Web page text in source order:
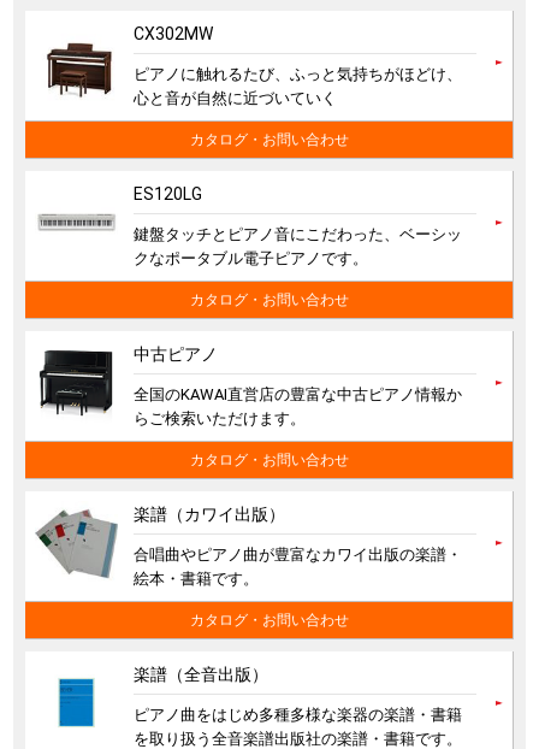
CX302MW
ピアノに触れるたび、ふっと気持ちがほどけ、
心と音が自然に近づいていく
カタログ・お問い合わせ
ES120LG
鍵盤タッチとピアノ音にこだわった、ベーシッ
クなポータブル電子ピアノです。
カタログ・お問い合わせ
中古ピアノ
全国のKAWAI直営店の豊富な中古ピアノ情報か
らご検索いただけます。
カタログ・お問い合わせ
楽譜（カワイ出版）
合唱曲やピアノ曲が豊富なカワイ出版の楽譜・
絵本・書籍です。
カタログ・お問い合わせ
楽譜（全音出版）
ピアノ曲をはじめ多種多様な楽器の楽譜・書籍
を取り扱う全音楽譜出版社の楽譜・書籍です。